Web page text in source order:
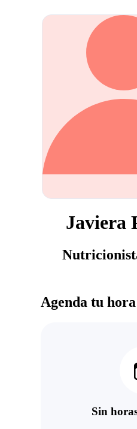
Javiera
Agenda tu hora
Sin